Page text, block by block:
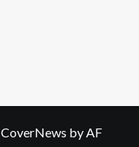
CoverNews by AF